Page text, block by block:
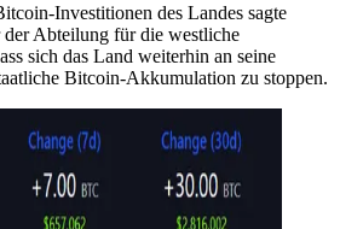
Investitionen des Landes sagte
Abteilung für die westliche
sich das Land weiterhin an seine
Bitcoin-Akkumulation zu stoppen.